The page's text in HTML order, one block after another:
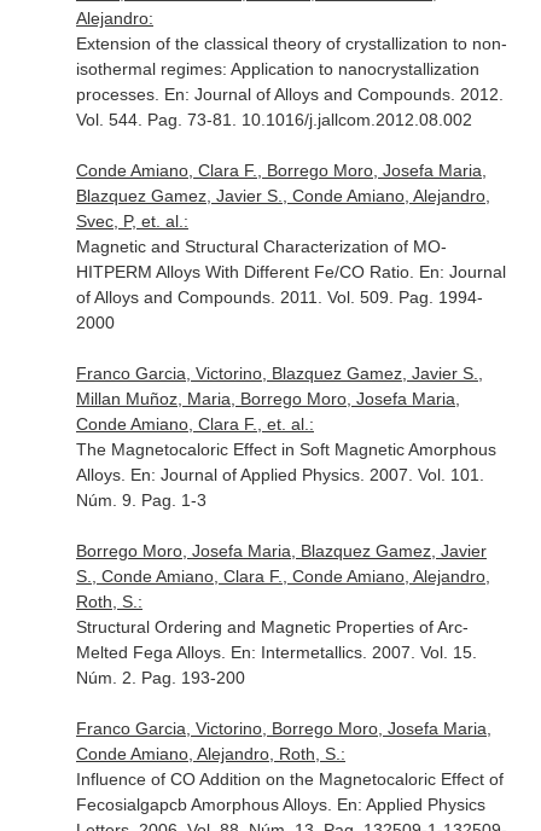
Alejandro:
Extension of the classical theory of crystallization to non-
isothermal regimes: Application to nanocrystallization
processes. En: Journal of Alloys and Compounds. 2012.
Vol. 544. Pag. 73-81. 10.1016/j.jallcom.2012.08.002
Conde Amiano, Clara F., Borrego Moro, Josefa Maria,
Blazquez Gamez, Javier S., Conde Amiano, Alejandro,
Svec, P, et. al.:
Magnetic and Structural Characterization of MO-
HITPERM Alloys With Different Fe/CO Ratio. En: Journal
of Alloys and Compounds. 2011. Vol. 509. Pag. 1994-
2000
Franco Garcia, Victorino, Blazquez Gamez, Javier S.,
Millan Muñoz, Maria, Borrego Moro, Josefa Maria,
Conde Amiano, Clara F., et. al.:
The Magnetocaloric Effect in Soft Magnetic Amorphous
Alloys. En: Journal of Applied Physics. 2007. Vol. 101.
Núm. 9. Pag. 1-3
Borrego Moro, Josefa Maria, Blazquez Gamez, Javier
S., Conde Amiano, Clara F., Conde Amiano, Alejandro,
Roth, S.:
Structural Ordering and Magnetic Properties of Arc-
Melted Fega Alloys. En: Intermetallics. 2007. Vol. 15.
Núm. 2. Pag. 193-200
Franco Garcia, Victorino, Borrego Moro, Josefa Maria,
Conde Amiano, Alejandro, Roth, S.:
Influence of CO Addition on the Magnetocaloric Effect of
Fecosialgapcb Amorphous Alloys. En: Applied Physics